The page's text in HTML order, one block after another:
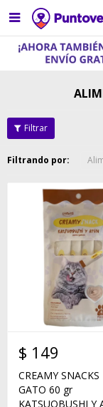

Filtrando por:
$ 149
CREAMY SNACKS
GATO 60 gr
KATSUOBUSHI Y